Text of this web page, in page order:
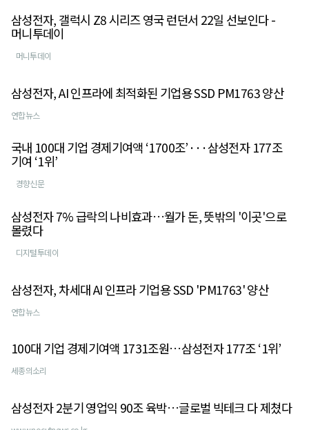
삼성전자, 갤럭시 Z8 시리즈 영국 런던서 22일 선보인다 -
머니투데이
머니투데이
삼성전자, AI 인프라에 최적화된 기업용 SSD PM1763 양산
연합뉴스
국내 100대 기업 경제기여액 ‘1700조’···삼성전자 177조
기여 ‘1위’
경향신문
삼성전자 7% 급락의 나비효과…월가 돈, 뜻밖의 '이곳'으로
몰렸다
디지털투데이
삼성전자, 차세대 AI 인프라 기업용 SSD 'PM1763' 양산
연합뉴스
100대 기업 경제기여액 1731조원…삼성전자 177조 ‘1위’
세종의소리
삼성전자 2분기 영업익 90조 육박…글로벌 빅테크 다 제쳤다